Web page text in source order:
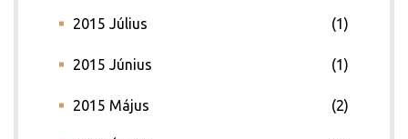
2015 Július (1)
2015 Június (1)
2015 Május (2)